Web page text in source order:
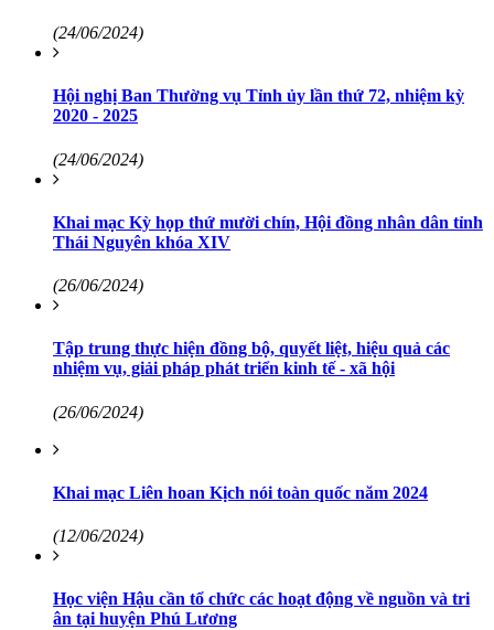
(24/06/2024)
Hội nghị Ban Thường vụ Tỉnh ủy lần thứ 72, nhiệm kỳ
2020 - 2025
(24/06/2024)
Khai mạc Kỳ họp thứ mười chín, Hội đồng nhân dân tỉnh
Thái Nguyên khóa XIV
(26/06/2024)
Tập trung thực hiện đồng bộ, quyết liệt, hiệu quả các
nhiệm vụ, giải pháp phát triển kinh tế - xã hội
(26/06/2024)
Khai mạc Liên hoan Kịch nói toàn quốc năm 2024
(12/06/2024)
Học viện Hậu cần tổ chức các hoạt động về nguồn và tri
ân tại huyện Phú Lương